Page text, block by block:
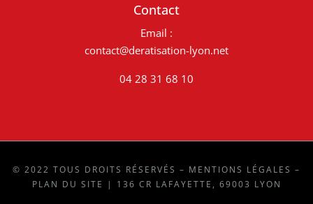
Contact
Email :
contact@deratisation-lyon.net
04 28 31 68 10
© 2022 TOUS DROITS RÉSERVÉS – MENTIONS LÉGALES –
PLAN DU SITE
| 136 CR LAFAYETTE, 69003 LYON